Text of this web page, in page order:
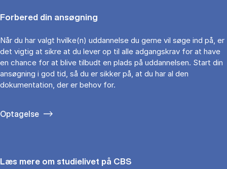
Forbered din ansøgning
Når du har valgt hvilke(n) uddannelse du gerne vil søge ind på, er
det vigtig at sikre at du lever op til alle adgangskrav for at have
en chance for at blive tilbudt en plads på uddannelsen. Start din
ansøgning i god tid, så du er sikker på, at du har al den
dokumentation, der er behov for.
Optagelse
Læs mere om studielivet på CBS